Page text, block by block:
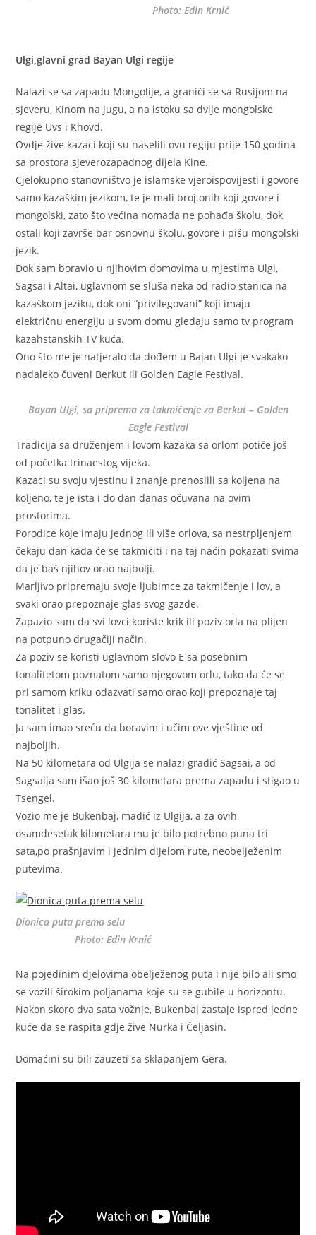
Photo: Edin Krnić
Ulgi,glavni grad Bayan Ulgi regije
Nalazi se sa zapadu Mongolije, a graniči se sa Rusijom na
sjeveru, Kinom na jugu, a na istoku sa dvije mongolske
regije Uvs i Khovd.
Ovdje žive kazaci koji su naselili ovu regiju prije 150 godina
sa prostora sjeverozapadnog dijela Kine.
Cjelokupno stanovništvo je islamske vjeroispovijesti i govore
samo kazaškim jezikom, te je mali broj onih koji govore i
mongolski, zato što većina nomada ne pohađa školu, dok
ostali koji završe bar osnovnu školu, govore i pišu mongolski
jezik.
Dok sam boravio u njihovim domovima u mjestima Ulgi,
Sagsai i Altai, uglavnom se sluša neka od radio stanica na
kazaškom jeziku, dok oni “privilegovani” koji imaju
električnu energiju u svom domu gledaju samo tv program
kazahstanskih TV kuća.
Ono što me je natjeralo da dođem u Bajan Ulgi je svakako
nadaleko čuveni Berkut ili Golden Eagle Festival.
Bayan Ulgi, sa priprema za takmičenje za Berkut – Golden
Eagle Festival
Tradicija sa druženjem i lovom kazaka sa orlom potiče još
od početka trinaestog vijeka.
Kazaci su svoju vjestinu i znanje prenoslili sa koljena na
koljeno, te je ista i do dan danas očuvana na ovim
prostorima.
Porodice koje imaju jednog ili više orlova, sa nestrpljenjem
čekaju dan kada će se takmičiti i na taj način pokazati svima
da je baš njihov orao najbolji.
Marljivo pripremaju svoje ljubimce za takmičenje i lov, a
svaki orao prepoznaje glas svog gazde.
Zapazio sam da svi lovci koriste krik ili poziv orla na plijen
na potpuno drugačiji način.
Za poziv se koristi uglavnom slovo E sa posebnim
tonalitetom poznatom samo njegovom orlu, tako da će se
pri samom kriku odazvati samo orao koji prepoznaje taj
tonalitet i glas.
Ja sam imao sreću da boravim i učim ove vještine od
najboljih.
Na 50 kilometara od Ulgija se nalazi gradić Sagsai, a od
Sagsaija sam išao još 30 kilometara prema zapadu i stigao u
Tsengel.
Vozio me je Bukenbaj, madić iz Ulgija, a za ovih
osamdesetak kilometara mu je bilo potrebno puna tri
sata,po prašnjavim i jednim dijelom rute, neobelježenim
putevima.
Dionica puta prema selu
Photo: Edin Krnić
Na pojedinim djelovima obelježenog puta i nije bilo ali smo
se vozili širokim poljanama koje su se gubile u horizontu.
Nakon skoro dva sata vožnje, Bukenbaj zastaje ispred jedne
kuće da se raspita gdje žive Nurka i Čeljasin.
Domaćini su bili zauzeti sa sklapanjem Gera.